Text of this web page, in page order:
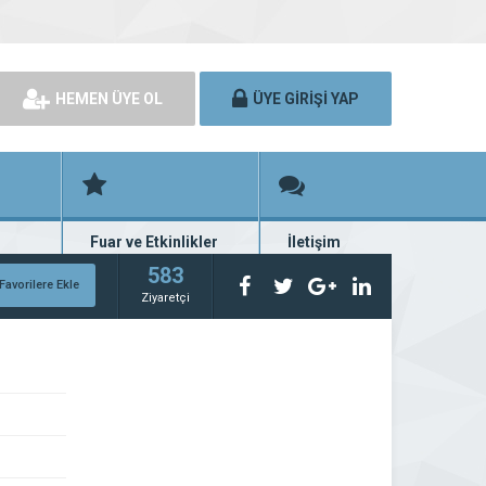
HEMEN ÜYE OL ÜYE GİRİŞİ YAP
Fuar ve Etkinlikler
Fuar ve etkinlik planları
İletişim
Bize ulaşın
Favorilere Ekle
583
Ziyaretçi